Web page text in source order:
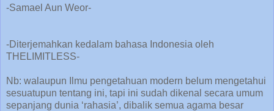
-Samael Aun Weor-
-Diterjemahkan kedalam bahasa Indonesia oleh
THELIMITLESS-
Nb: walaupun Ilmu pengetahuan modern belum mengetahui
sesuatupun tentang ini, tapi ini sudah dikenal secara umum
sepanjang dunia ‘rahasia’, dibalik semua agama besar